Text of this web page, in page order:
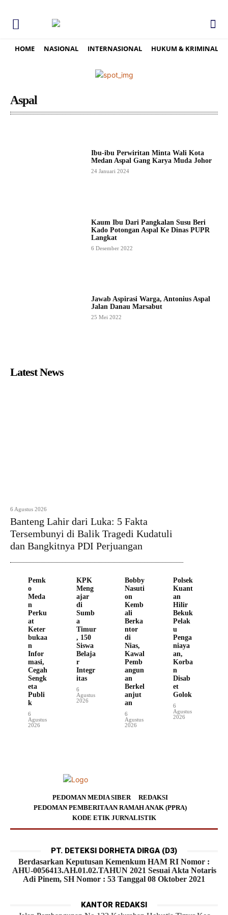
HOME NASIONAL INTERNASIONAL HUKUM & KRIMINAL
Aspal
Ibu-ibu Perwiritan Minta Wali Kota
Medan Aspal Gang Karya Muda Johor
24 Januari 2024
Kaum Ibu Dari Pangkalan Susu Beri
Kado Potongan Aspal Ke Dinas PUPR
Langkat
6 Desember 2022
Jawab Aspirasi Warga, Antonius Aspal
Jalan Danau Marsabut
25 Mei 2022
Latest News
6 Agustus 2026
Banteng Lahir dari Luka: 5 Fakta
Tersembunyi di Balik Tragedi Kudatuli
dan Bangkitnya PDI Perjuangan
Pemk
o
Meda
n
Perku
at
Keter
bukaa
n
Infor
masi,
Cegah
Sengk
eta
Publi
k
6
Agustus
2026
KPK
Meng
ajar
di
Sumb
a
Timur
, 150
Siswa
Belaja
r
Integr
itas
6
Agustus
2026
Bobby
Nasuti
on
Kemb
ali
Berka
ntor
di
Nias,
Kawal
Pemb
angun
an
Berkel
anjut
an
6
Agustus
2026
Polsek
Kuant
an
Hilir
Bekuk
Pelak
u
Penga
niaya
an,
Korba
n
Disab
et
Golok
6
Agustus
2026
PEDOMAN MEDIA SIBER
REDAKSI
PEDOMAN PEMBERITAAN RAMAH ANAK (PPRA)
KODE ETIK JURNALISTIK
PT. DETEKSI DORHETA DIRGA (D3)
Berdasarkan Keputusan Kemenkum HAM RI Nomor :
AHU-0056413.AH.01.02.TAHUN 2021 Sesuai Akta Notaris
Adi Pinem, SH Nomor : 53 Tanggal 08 Oktober 2021
KANTOR REDAKSI